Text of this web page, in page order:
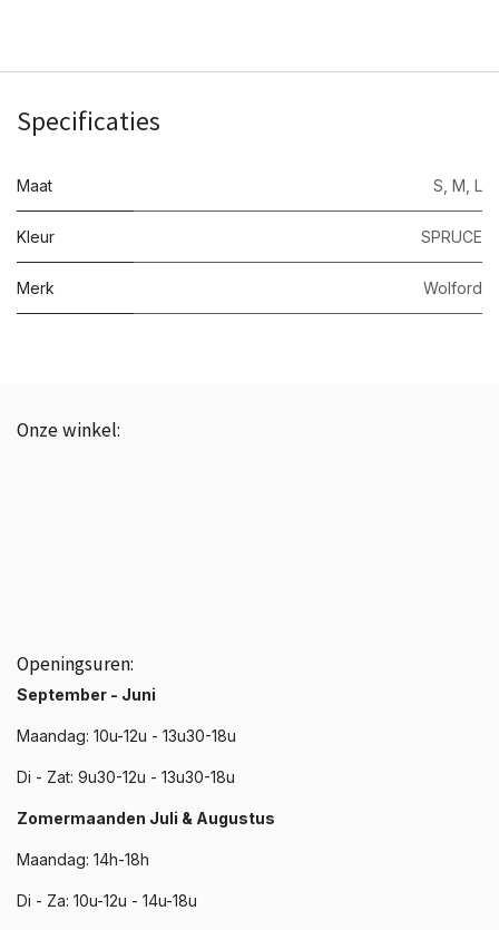
Specificaties
Maat S M L
Kleur SPRUCE
Merk Wolford
Onze winkel:
Openingsuren:
September - Juni
Maandag: 10u-12u - 13u30-18u
Di - Zat: 9u30-12u - 13u30-18u
Zomermaanden Juli & Augustus
Maandag: 14h-18h
Di - Za: 10u-12u - 14u-18u